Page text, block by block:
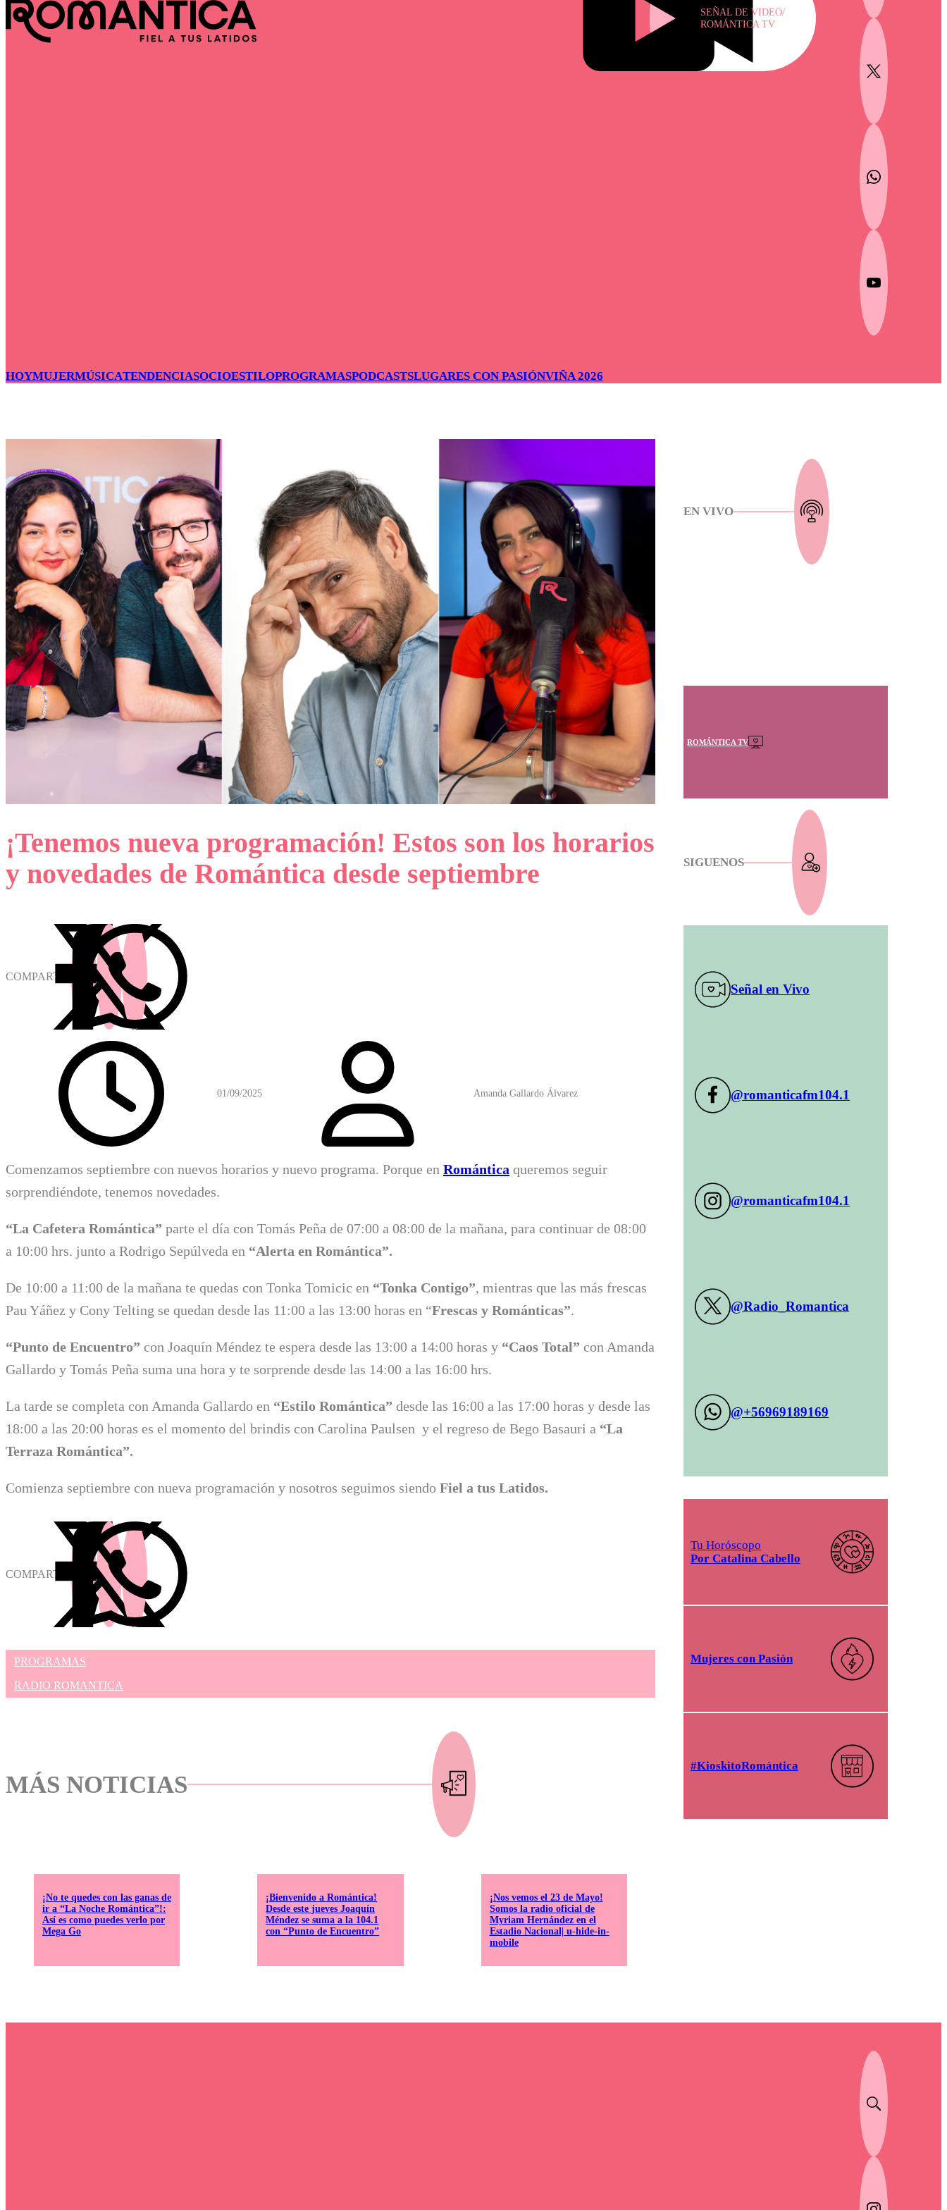
SEÑAL DE VIDEO/
ROMÁNTICA TV
HOYMUJERMÚSICATENDENCIASOCIOESTILOPROGRAMASPODCASTSLUGARES CON PASIÓNVIÑA 2026
¡Tenemos nueva programación! Estos son los horarios
y novedades de Romántica desde septiembre
COMPARTIR
01/09/2025 Amanda Gallardo Álvarez
Comenzamos septiembre con nuevos horarios y nuevo programa. Porque en Romántica queremos seguir
sorprendiéndote, tenemos novedades.
“La Cafetera Romántica” parte el día con Tomás Peña de 07:00 a 08:00 de la mañana, para continuar de 08:00
a 10:00 hrs. junto a Rodrigo Sepúlveda en “Alerta en Romántica”.
De 10:00 a 11:00 de la mañana te quedas con Tonka Tomicic en “Tonka Contigo”, mientras que las más frescas
Pau Yáñez y Cony Telting se quedan desde las 11:00 a las 13:00 horas en “Frescas y Románticas”.
“Punto de Encuentro” con Joaquín Méndez te espera desde las 13:00 a 14:00 horas y “Caos Total” con Amanda
Gallardo y Tomás Peña suma una hora y te sorprende desde las 14:00 a las 16:00 hrs.
La tarde se completa con Amanda Gallardo en “Estilo Romántica” desde las 16:00 a las 17:00 horas y desde las
18:00 a las 20:00 horas es el momento del brindis con Carolina Paulsen y el regreso de Bego Basauri a “La
Terraza Romántica”.
Comienza septiembre con nueva programación y nosotros seguimos siendo Fiel a tus Latidos.
COMPARTIR
PROGRAMAS
RADIO ROMANTICA
MÁS NOTICIAS
¡No te quedes con las ganas de
ir a “La Noche Romántica”!:
Así es como puedes verlo por
Mega Go
¡Bienvenido a Romántica!
Desde este jueves Joaquín
Méndez se suma a la 104.1
con “Punto de Encuentro”
¡Nos vemos el 23 de Mayo!
Somos la radio oficial de
Myriam Hernández en el
Estadio Nacional| u-hide-in-
mobile
EN VIVO
ROMÁNTICA TV
SIGUENOS
Señal en Vivo
@romanticafm104.1
@romanticafm104.1
@Radio_Romantica
@+56969189169
Tu Horóscopo
Por Catalina Cabello
Mujeres con Pasión
#KioskitoRomántica